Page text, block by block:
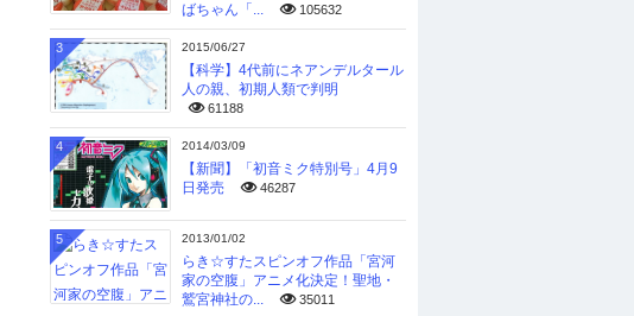
ばちゃん「...
105632
2015/06/27
【科学】4代前にネアンデルタール
人の親、初期人類で判明
61188
3
2014/03/09
【新聞】「初音ミク特別号」4月9
日発売
46287
4
2013/01/02
らき☆すたスピンオフ作品「宮河
家の空腹」アニメ化決定！聖地・
鷲宮神社の...
35011
5